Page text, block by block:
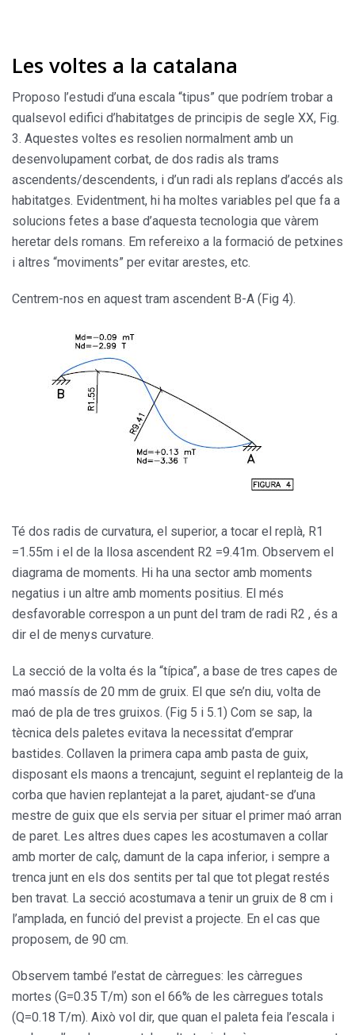
Les voltes a la catalana
Proposo l’estudi d’una escala “tipus” que podríem trobar a
qualsevol edifici d’habitatges de principis de segle XX, Fig.
3. Aquestes voltes es resolien normalment amb un
desenvolupament corbat, de dos radis als trams
ascendents/descendents, i d’un radi als replans d’accés als
habitatges. Evidentment, hi ha moltes variables pel que fa a
solucions fetes a base d’aquesta tecnologia que vàrem
heretar dels romans. Em refereixo a la formació de petxines
i altres “moviments” per evitar arestes, etc.
Centrem-nos en aquest tram ascendent B-A (Fig 4).
Té dos radis de curvatura, el superior, a tocar el replà, R1
=1.55m i el de la llosa ascendent R2 =9.41m. Observem el
diagrama de moments. Hi ha una sector amb moments
negatius i un altre amb moments positius. El més
desfavorable correspon a un punt del tram de radi R2 , és a
dir el de menys curvature.
La secció de la volta és la “típica”, a base de tres capes de
maó massís de 20 mm de gruix. El que se’n diu, volta de
maó de pla de tres gruixos. (Fig 5 i 5.1) Com se sap, la
tècnica dels paletes evitava la necessitat d’emprar
bastides. Collaven la primera capa amb pasta de guix,
disposant els maons a trencajunt, seguint el replanteig de la
corba que havien replantejat a la paret, ajudant-se d’una
mestre de guix que els servia per situar el primer maó arran
de paret. Les altres dues capes les acostumaven a collar
amb morter de calç, damunt de la capa inferior, i sempre a
trenca junt en els dos sentits per tal que tot plegat restés
ben travat. La secció acostumava a tenir un gruix de 8 cm i
l’amplada, en funció del previst a projecte. En el cas que
proposem, de 90 cm.
Observem també l’estat de càrregues: les càrregues
mortes (G=0.35 T/m) son el 66% de les càrregues totals
(Q=0.18 T/m). Això vol dir, que quan el paleta feia l’escala i